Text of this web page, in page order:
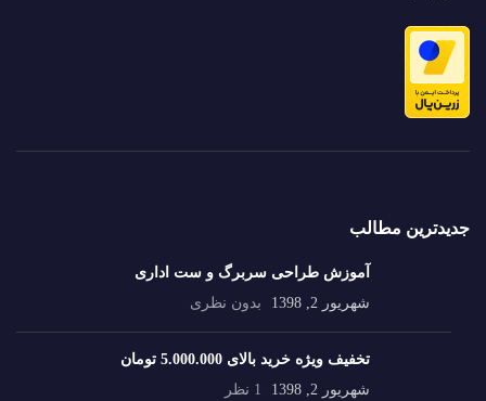
جدیدترین مطالب
آموزش طراحی سربرگ و ست اداری
شهریور 2, 1398
بدون نظری
تخفیف ویژه خرید بالای 5.000.000 تومان
شهریور 2, 1398
1 نظر